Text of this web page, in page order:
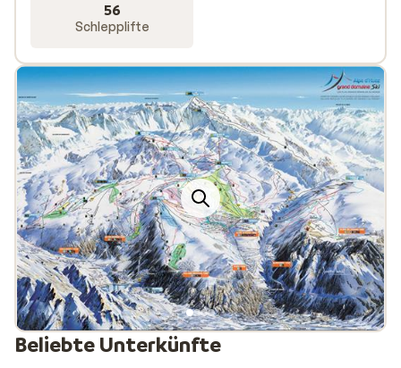
56
Schlepplifte
Beliebte Unterkünfte